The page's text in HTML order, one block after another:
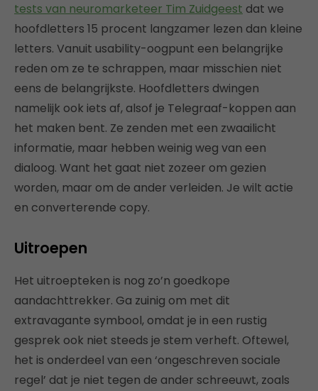
tests van neuromarketeer Tim Zuidgeest dat we
hoofdletters 15 procent langzamer lezen dan kleine
letters. Vanuit usability-oogpunt een belangrijke
reden om ze te schrappen, maar misschien niet
eens de belangrijkste. Hoofdletters dwingen
namelijk ook iets af, alsof je Telegraaf-koppen aan
het maken bent. Ze zenden met een zwaailicht
informatie, maar hebben weinig weg van een
dialoog. Want het gaat niet zozeer om gezien
worden, maar om de ander verleiden. Je wilt actie
en converterende copy.
Uitroepen
Het uitroepteken is nog zo’n goedkope
aandachttrekker. Ga zuinig om met dit
extravagante symbool, omdat je in een rustig
gesprek ook niet steeds je stem verheft. Oftewel,
het is onderdeel van een ‘ongeschreven sociale
regel’ dat je niet tegen de ander schreeuwt, zoals